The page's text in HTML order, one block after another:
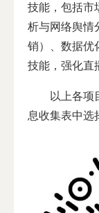
技能，包括市
析与网络舆情
销）、数据优
技能，强化直
以上各项
息收集表中选